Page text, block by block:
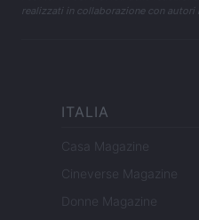
realizzati in collaborazione con autori
ITALIA
Casa Magazine
Cineverse Magazine
Donne Magazine